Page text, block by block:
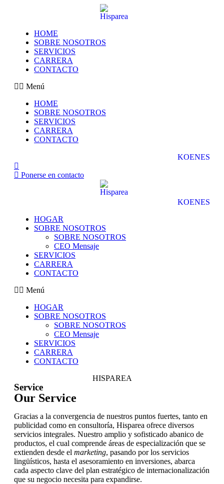
HOME
SOBRE NOSOTROS
SERVICIOS
CARRERA
CONTACTO
Menú
HOME
SOBRE NOSOTROS
SERVICIOS
CARRERA
CONTACTO
KOENES
Ponerse en contacto
KOENES
HOGAR
SOBRE NOSOTROS
SOBRE NOSOTROS
CEO Mensaje
SERVICIOS
CARRERA
CONTACTO
Menú
HOGAR
SOBRE NOSOTROS
SOBRE NOSOTROS
CEO Mensaje
SERVICIOS
CARRERA
CONTACTO
HISPAREA
Service
Our Service
Gracias a la convergencia de nuestros puntos fuertes, tanto en
publicidad como en consultoría, Hisparea ofrece diversos
servicios integrales. Nuestro amplio y sofisticado abanico de
productos, el cual comprende áreas de especialización que se
extienden desde el marketing, pasando por los servicios
lingüísticos, hasta el asesoramiento en inversiones, abarca
cada aspecto clave del plan estratégico de internacionalización
que su negocio necesita para expandirse.